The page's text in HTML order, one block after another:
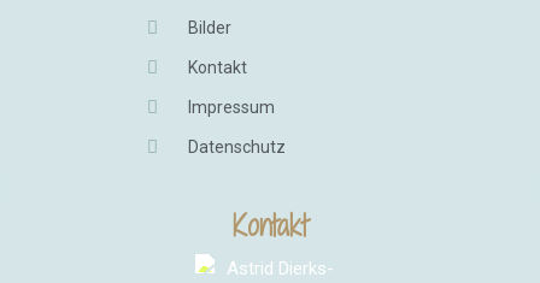
Bilder
Kontakt
Impressum
Datenschutz
Kontakt